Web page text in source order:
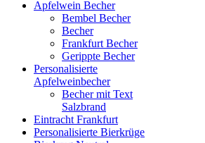
Apfelwein Becher
Bembel Becher
Becher
Frankfurt Becher
Gerippte Becher
Personalisierte
Apfelweinbecher
Becher mit Text
Salzbrand
Eintracht Frankfurt
Personalisierte Bierkrüge